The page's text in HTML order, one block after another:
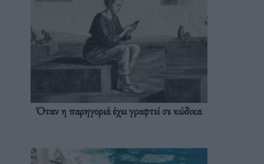
Όταν η παρηγοριά έχει γραφτεί σε κώδικα